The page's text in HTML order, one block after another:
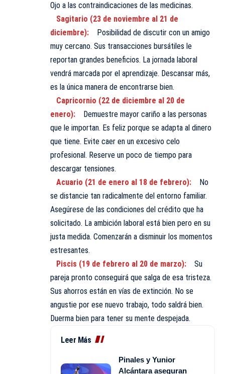
Ojo a las contraindicaciones de las medicinas.
Sagitario (23 de noviembre al 21 de
diciembre):
Posibilidad de discutir con un amigo
muy cercano. Sus transacciones bursátiles le
reportan grandes beneficios. La jornada laboral
vendrá marcada por el aprendizaje. Descansar más,
es la única manera de encontrarse bien.
Capricornio (22 de diciembre al 20 de
enero):
Demuestre mayor cariño a las personas
que le importan. Es feliz porque se adapta al dinero
que tiene. Evite caer en un excesivo celo
profesional. Reserve un poco de tiempo para
descargar tensiones.
Acuario (21 de enero al 18 de febrero):
No
se distancie tan radicalmente del entorno familiar.
Asegúrese de las condiciones del crédito que ha
solicitado. La ambición laboral está bien pero en su
justa medida. Comenzarán a disminuir los momentos
estresantes.
Piscis (19 de febrero al 20 de marzo):
Su
pareja pronto conseguirá que salga de esa tristeza.
Sus ahorros están en vías de extinción. No se
angustie por ese nuevo trabajo, todo saldrá bien.
Duerma bien para tener su mente despejada.
Leer Más
Pinales y Yunior
Alcántara aseguran